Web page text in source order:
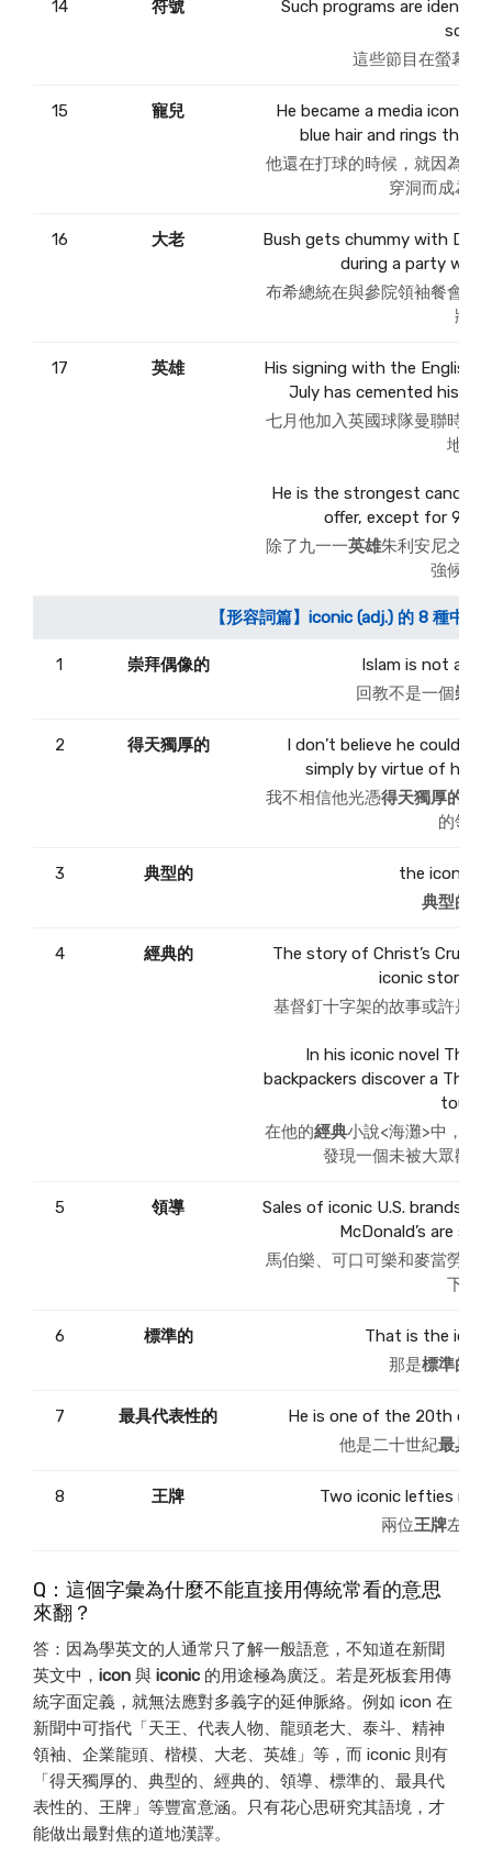
14 符號
Such programs are
這些節目在螢幕上
15 寵兒
He became a media icon in
blue hair and rings
他還在打球的時候，就因為把
穿洞而成為媒
16 大老
Bush gets chummy with
during a party with
布希總統在與參院領袖餐會時
狀。
17 英雄
His signing with the English
July has cemented his
七月他加入英國球隊曼聯時已
地位
He is the strongest
offer, except for 9/11
除了九一一英雄朱利安尼之外
強候選
【形容詞篇】iconic (adj.) 的 8 種中文
1 崇拜偶像的
Islam is not an
回教不是一個崇拜
2 得天獨厚的
I don’t believe he could
simply by virtue of his
我不相信他光憑得天獨厚的
的領袖
3 典型的
the iconic
典型的
4 經典的
The story of Christ’s
iconic story of
基督釘十字架的故事或許是
In his iconic novel The
backpackers discover a Thai
在他的經典小說<海灘>中，一
發現一個未被大眾觀
5 領導
Sales of iconic U.S. brands
McDonald’s are
馬伯樂、可口可樂和麥當勞等
下滑
6 標準的
That is the
那是標準的
7 最具代表性的
He is one of the 20th
他是二十世紀最具代
8 王牌
Two iconic lefties
兩位王牌左投
Q：這個字彙為什麼不能直接用傳統常看的意思
來翻？
答：因為學英文的人通常只了解一般語意，不知道在新聞
英文中， icon 與 iconic 的用途極為廣泛。若是死板套用傳
統字面定義，就無法應對多義字的延伸脈絡。例如 icon 在
新聞中可指代「天王、代表人物、龍頭老大、泰斗、精神
領袖、企業龍頭、楷模、大老、英雄」等，而 iconic 則有
「得天獨厚的、典型的、經典的、領導、標準的、最具代
表性的、王牌」等豐富意涵。只有花心思研究其語境，才
能做出最對焦的道地漢譯。